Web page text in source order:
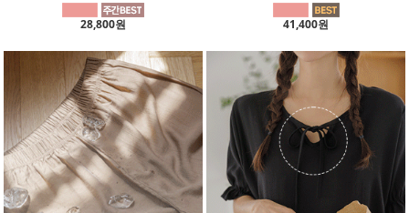
28,800원 41,400원